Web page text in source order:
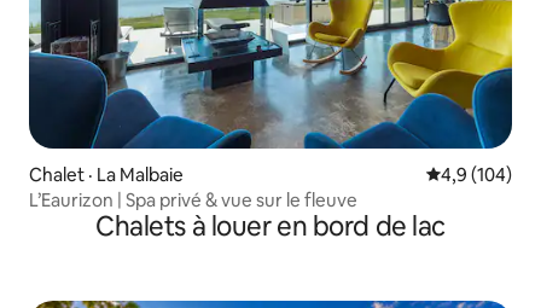
Chalet · La Malbaie Note
4,9 (104)
L’Eaurizon | Spa privé & vue sur le fleuve
Chalets à louer en bord de lac